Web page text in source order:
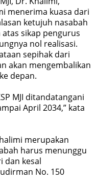
menerima kuasa dari
ketujuh nasabah
sikap pengurus
nol realisasi.
sepihak dari
akan mengembalikan
depan.
MJI ditandatangani
April 2034,” kata
merupakan
harus menunggu
dan kesal
No. 150